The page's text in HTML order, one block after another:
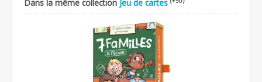
Dans la même collection Jeu de cartes